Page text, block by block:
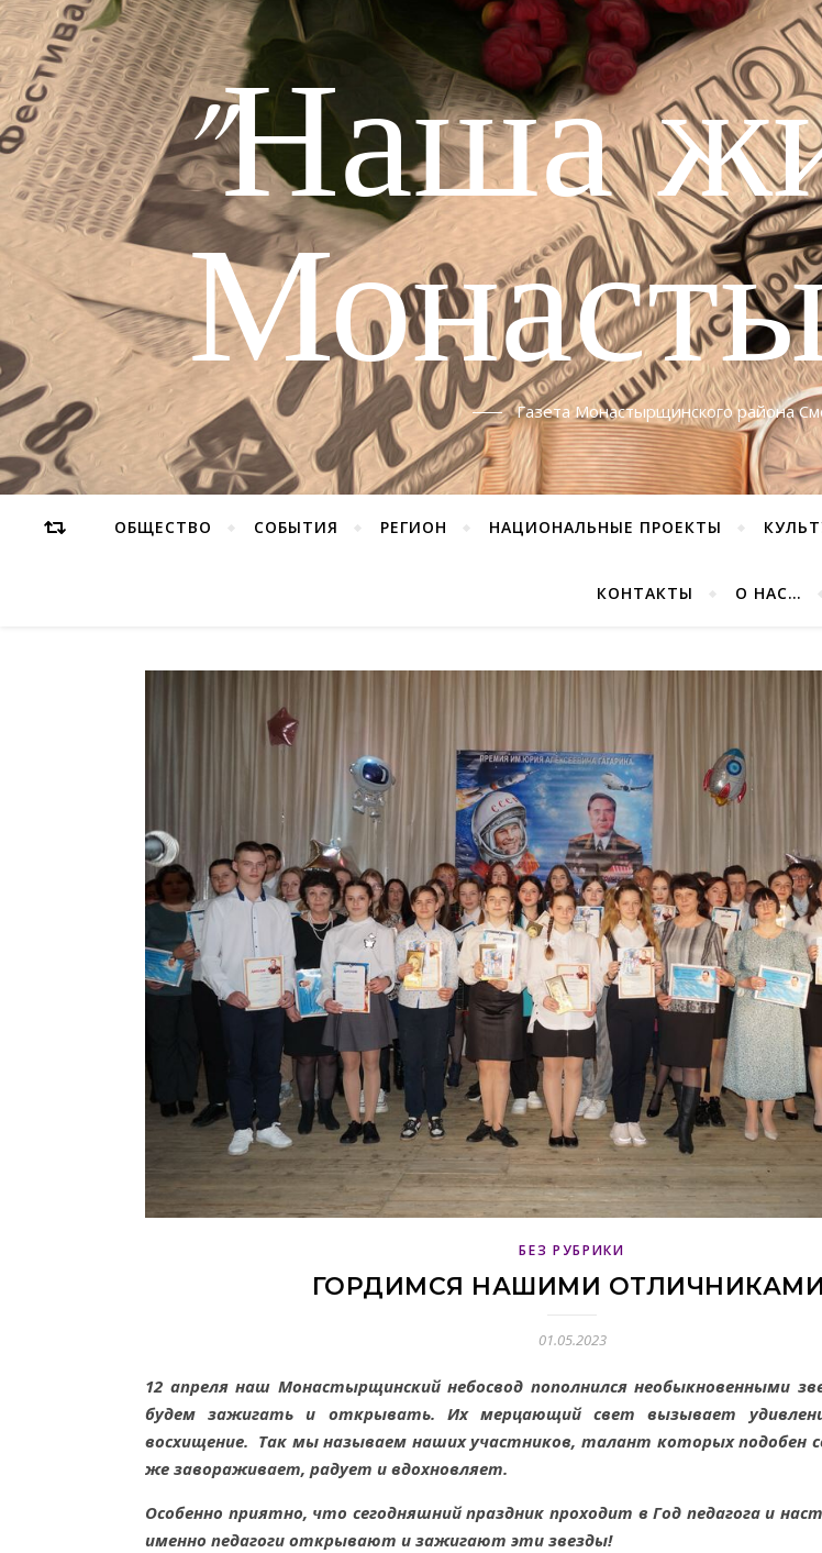
"Наша
Газета Монастырщинского района
ОБЩЕСТВО СОБЫТИЯ РЕГИОН НАЦИОНАЛЬНЫЕ ПРОЕКТЫ
КОНТАКТЫ О НАС…
БЕЗ РУБРИКИ
ГОРДИМСЯ НАШИМИ
01.05.2023
12 апреля наш Монастырщинский небосвод пополнился необыкновенными
будем зажигать и открывать. Их мерцающий свет вызывает
восхищение. Так мы называем наших участников, талант которых подобен
же завораживает, радует и вдохновляет.
Особенно приятно, что сегодняшний праздник проходит в Год педагога и
именно педагоги открывают и зажигают эти звезды!